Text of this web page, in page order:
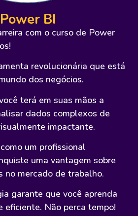
Power BI
com o curso de Power
revolucionária que está
dos negócios.
terá em suas mãos a
dados complexos de
impactante.
um profissional
uma vantagem sobre
no mercado de trabalho.
garante que você aprenda
eficiente. Não perca tempo!